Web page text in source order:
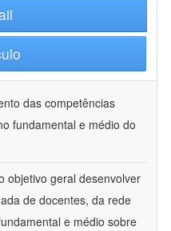
das competências
fundamental e médio do
objetivo geral desenvolver
de docentes, da rede
e médio sobre